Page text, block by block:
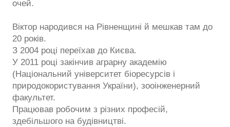
очей.
Віктор народився на Рівненщині й мешкав там до
20 років.
З 2004 році переїхав до Києва.
У 2011 році закінчив аграрну академію
(Національний університет біоресурсів і
природокористування України), зооінженерний
факультет.
Працював робочим з різних професій,
здебільшого на будівництві.